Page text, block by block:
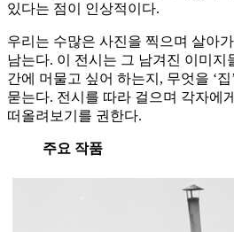
있다는 점이 인상적이다.
우리는 수많은 사진을 찍으며 살아
남는다. 이 전시는 그 남겨진 이미지
간에 머물고 싶어 하는지, 무엇을 ‘
묻는다. 전시를 따라 걸으며 각자에
떠올려보기를 권한다.
주요 작품